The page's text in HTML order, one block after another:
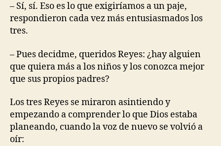
– Sí, sí. Eso es lo que exigiríamos a un paje,
respondieron cada vez más entusiasmados los
tres.
– Pues decidme, queridos Reyes: ¿hay alguien
que quiera más a los niños y los conozca mejor
que sus propios padres?
Los tres Reyes se miraron asintiendo y
empezando a comprender lo que Dios estaba
planeando, cuando la voz de nuevo se volvió a
oír: